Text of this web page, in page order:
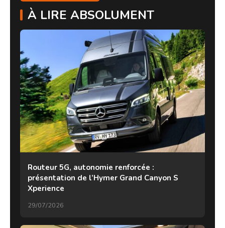
À LIRE ABSOLUMENT
Routeur 5G, autonomie renforcée :
présentation de l’Hymer Grand Canyon S
Xperience
29/07/2026